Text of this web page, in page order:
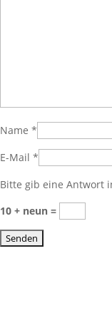
Name *
E-Mail *
Bitte gib eine Antwort
10 + neun =